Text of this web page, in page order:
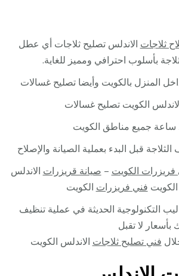
ثلاجات الاندلس تصليح ثلاجات أي عطل
بأسلوب احترافي ومميز للغاية.
المنزل بالكويت وأيضا تصليح غسالات
الكويت تصليح غسالات
الثلاجة قبل البدء بعملية الصيانة والإصلاح
فريزرات الكويت – صيانة قريزرات الاندلس
الكويت فني فريزرات الكويت
التكنولوجية الحديثة في عملية تنظيف
بأسعار لا تقبل
فني تصليح ثلاجات الاندلس الكويت